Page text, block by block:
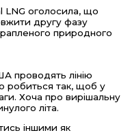
LNG оголосила, що
другу фазу
природного
проводять лінію
робиться так, щоб у
Хоча про вирішальну
літа.
іншими як